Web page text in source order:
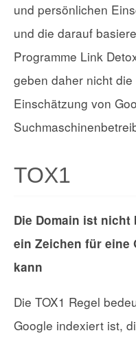
und persönlichen
und die darauf
Programme Link
geben daher nicht
Einschätzung von
TOX1
Die Domain ist
ein Zeichen für eine
kann
Die TOX1 Regel
Google indexiert ist,